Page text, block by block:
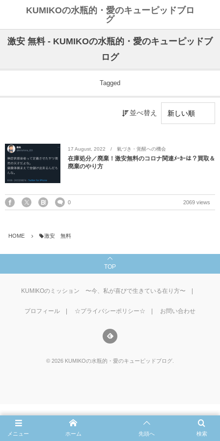
KUMIKOの水瓶的・愛のキューピッドブロ
グ
激安 無料 - KUMIKOの水瓶的・愛のキューピッドブ
ログ
Tagged
並べ替え
17 August 2022 氣づき・覚醒への機会
在庫処分／廃棄！激安無料のコロナ関連ﾒｰｶｰは？買取＆
廃棄のやり方
0 2069 views
HOME 激安 無料
TOP
KUMIKOのミッション 〜今、私が喜びで生きている在り方〜
プロフィール ☆プライバシーポリシー☆ お問い合わせ
© 2026 KUMIKOの水瓶的・愛のキューピッドブログ
メニュー 検索
ホーム 先頭へ